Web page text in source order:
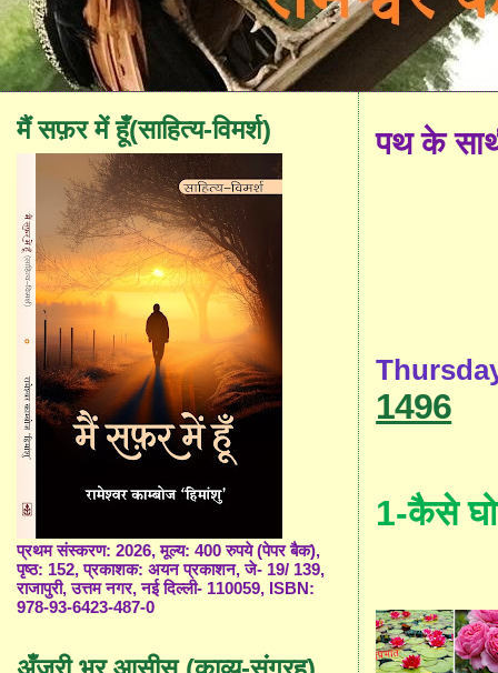
पथ के
1496
1-कैसे
मैं सफ़र में हूँ(साहित्य-विमर्श)
प्रथम संस्करण: 2026, मूल्य: 400 रुपये (पेपर बैक),
पृष्ठ: 152, प्रकाशक: अयन प्रकाशन, जे- 19/ 139,
राजापुरी, उत्तम नगर, नई दिल्ली- 110059, ISBN:
978-93-6423-487-0